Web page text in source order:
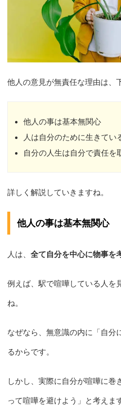
他人の意見が無責任な理由は、
他人の事は基本無関心
人は自分のために生きてい
自分の人生は自分で責任を
詳しく解説していきますね。
他人の事は基本無関心
人は、 全て自分を中心に物事を
例えば、駅で喧嘩している人を
ね。
なぜなら、無意識の内に「自分
るからです。
しかし、実際に自分が喧嘩に巻
って喧嘩を避けよう」と考えま